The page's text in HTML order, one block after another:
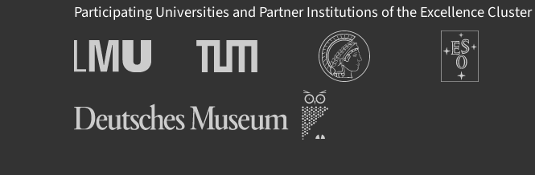
Participating Universities and Partner Institutions of the Excellence Cluster
Ludwig-Maximilians-
Universität München
Technische Universität
München
Institutionen
Europäische
Südsternwarte